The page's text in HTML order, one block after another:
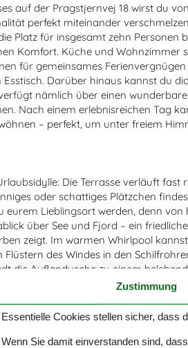
auf der Pragstjernvej 18 wirst du
perfekt miteinander
Platz für insgesamt zehn Personen
Komfort. Küche und Wohnzimmer
für gemeinsames
Darüber hinaus kannst du
nämlich über einen
Nach einem erlebnisreichen Tag
– perfekt, um unter freiem
Die Terrasse verläuft fast
oder schattiges Plätzchen
eurem Lieblingsort werden, denn von
über See und Fjord – ein
zeigt. Im warmen Whirlpool
des Windes in den
die Außendusche zu einem
der Terrasse. Die Urlaubstage
Mahlzeiten unter freiem Himmel ein.
Zustimmung
Essentielle Cookies stellen sicher, dass
Wenn Sie damit einverstanden sind,